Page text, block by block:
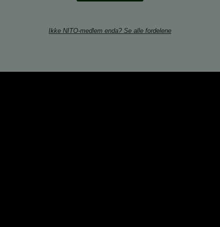
Ikke NITO-medlem enda? Se alle fordelene